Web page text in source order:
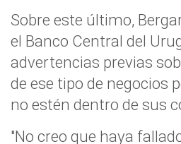
Sobre este último,
el Banco Central del
advertencias previas
de ese tipo de negocios
no estén dentro de sus
"No creo que haya